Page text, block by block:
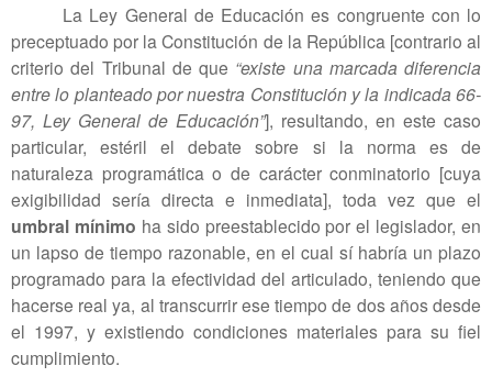
La Ley General de Educación es congruente con lo
preceptuado por la Constitución de la República [contrario al
criterio del Tribunal de que “existe una marcada diferencia
entre lo planteado por nuestra Constitución y la indicada 66-
97, Ley General de Educación”], resultando, en este caso
particular, estéril el debate sobre si la norma es de
naturaleza programática o de carácter conminatorio [cuya
exigibilidad sería directa e inmediata], toda vez que el
umbral mínimo ha sido preestablecido por el legislador, en
un lapso de tiempo razonable, en el cual sí habría un plazo
programado para la efectividad del articulado, teniendo que
hacerse real ya, al transcurrir ese tiempo de dos años desde
el 1997, y existiendo condiciones materiales para su fiel
cumplimiento.